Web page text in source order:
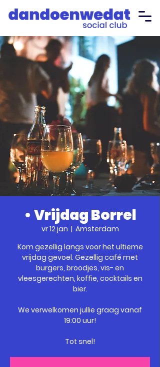
• Vrijdag Borrel
vr 12 jan
  |
Amsterdam
Kom gezellig langs voor het ultieme
vrijdag gevoel. Gezellig café met
burgers, broodjes, vis- en
vleesgerechten, koffie, cocktails en
bier.
We verwelkomen jullie graag vanaf
19:00 uur!
Tot snel!